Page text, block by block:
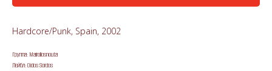
Hardcore/Punk, Spain, 2002
Группа: Mairollosnouta
Лейбл: Oídos Sordos